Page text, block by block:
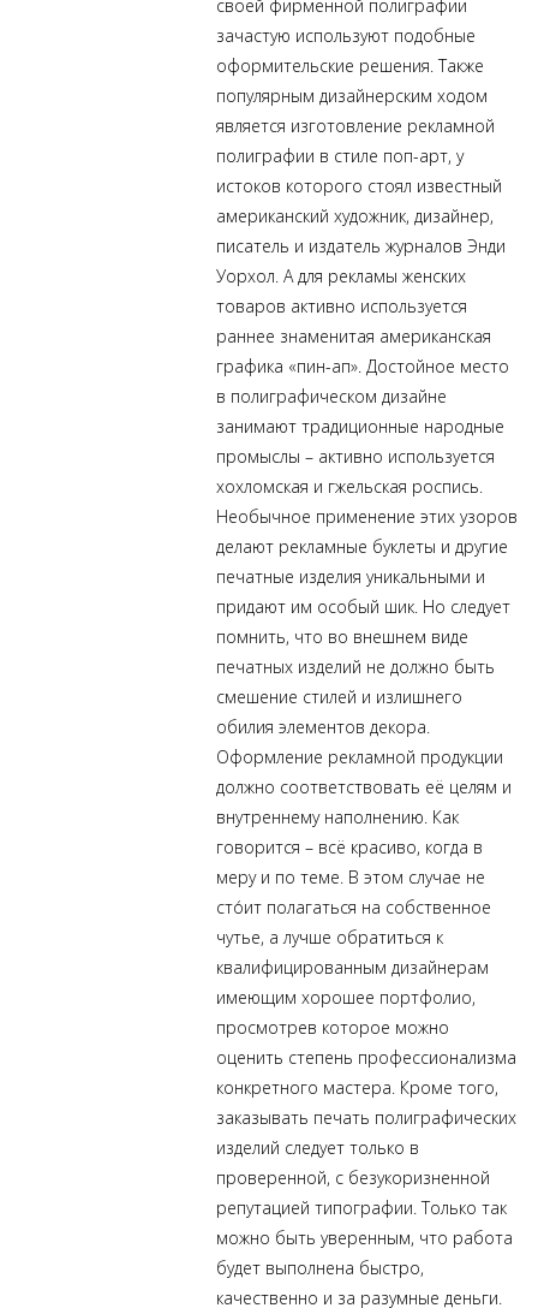
своей фирменной полиграфии
зачастую используют подобные
оформительские решения. Также
популярным дизайнерским ходом
является изготовление рекламной
полиграфии в стиле поп-арт, у
истоков которого стоял известный
американский художник, дизайнер,
писатель и издатель журналов Энди
Уорхол. А для рекламы женских
товаров активно используется
раннее знаменитая американская
графика «пин-ап». Достойное место
в полиграфическом дизайне
занимают традиционные народные
промыслы – активно используется
хохломская и гжельская роспись.
Необычное применение этих узоров
делают рекламные буклеты и другие
печатные изделия уникальными и
придают им особый шик. Но следует
помнить, что во внешнем виде
печатных изделий не должно быть
смешение стилей и излишнего
обилия элементов декора.
Оформление рекламной продукции
должно соответствовать её целям и
внутреннему наполнению. Как
говорится – всё красиво, когда в
меру и по теме. В этом случае не
сто́ит полагаться на собственное
чутье, а лучше обратиться к
квалифицированным дизайнерам
имеющим хорошее портфолио,
просмотрев которое можно
оценить степень профессионализма
конкретного мастера. Кроме того,
заказывать печать полиграфических
изделий следует только в
проверенной, с безукоризненной
репутацией типографии. Только так
можно быть уверенным, что работа
будет выполнена быстро,
качественно и за разумные деньги.